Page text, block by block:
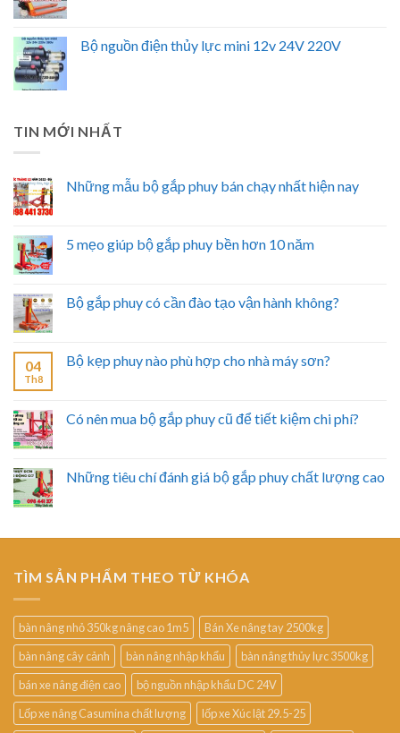
Bộ nguồn điện thủy lực mini 12v 24V 220V
TIN MỚI NHẤT
Những mẫu bộ gắp phuy bán chạy nhất hiện nay
5 mẹo giúp bộ gắp phuy bền hơn 10 năm
Bộ gắp phuy có cần đào tạo vận hành không?
04
Th8
Bộ kẹp phuy nào phù hợp cho nhà máy sơn?
Có nên mua bộ gắp phuy cũ để tiết kiệm chi phí?
Những tiêu chí đánh giá bộ gắp phuy chất lượng cao
TÌM SẢN PHẨM THEO TỪ KHÓA
bàn nâng nhỏ 350kg nâng cao 1m5
Bán Xe nâng tay 2500kg
bàn nâng cây cảnh
bàn nâng nhập khẩu
bàn nâng thủy lực 3500kg
bán xe nâng điện cao
bộ nguồn nhập khẩu DC 24V
Lốp xe nâng Casumina chất lượng
lốp xe Xúc lật 29.5-25